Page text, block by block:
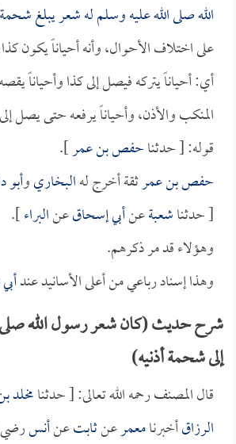
الله صلى الله عليه وسلم له شعر يبلغ
على اختلاف الأحوال، وأنه أحياناً يكون
أي: أحياناً يتركه فيصل إلى كذا وأحياناً
المنكب والأذن، وأحياناً يرفعه حتى يصل
قوله: [ حدثناحفص بن عمر].
حفص بن عمرثقة أخرج لهالبخاريوأبو
[ حدثناشعبةعنأبي إسحاقعنالبراء].
وهؤلاء قد مر ذكرهم.
وهذا إسناد رباعي من أعلى الأسانيد عند
شرح حديث (كان شعر رسول الله صلى
إلى شحمة أذنيه)
قال المصنف رحمه الله تعالى: [ حدثنامخلد
الرزاقأخبرنامعمرعنثابتعنأنسرضي